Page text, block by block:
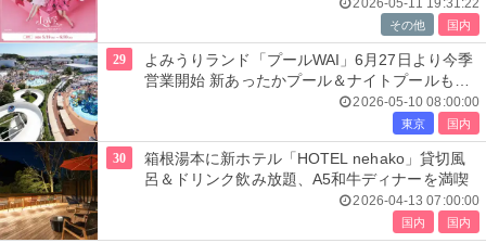
2026-05-11 19:31:22
その他 国内
29
よみうりランド「プールWAI」6月27日より今季
営業開始 新あったかプール＆ナイトプールも開
2026-05-10 08:00:00
東京 国内
30
箱根湯本に新ホテル「HOTEL nehako」貸切風
呂＆ドリンク飲み放題、A5和牛ディナーを満喫
2026-04-13 07:00:00
国内 国内